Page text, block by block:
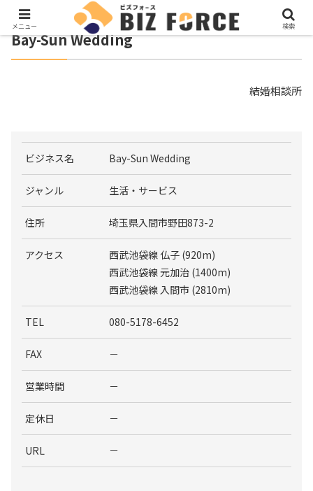
Bay-Sun Wedding
結婚相談所
ビジネス名 Bay-Sun Wedding
ジャンル 生活・サービス
住所 埼玉県入間市野田873-2
アクセス
西武池袋線 仏子 (920m)
西武池袋線 元加治 (1400m)
西武池袋線 入間市 (2810m)
TEL 080-5178-6452
FAX －
営業時間 －
定休日 －
URL －
メニュー 検索